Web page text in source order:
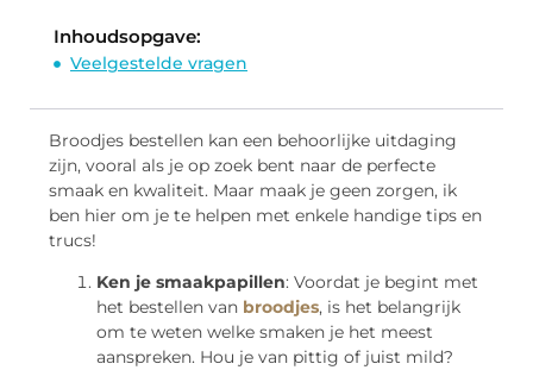
Inhoudsopgave:
Veelgestelde vragen
Broodjes bestellen kan een behoorlijke uitdaging
zijn, vooral als je op zoek bent naar de perfecte
smaak en kwaliteit. Maar maak je geen zorgen, ik
ben hier om je te helpen met enkele handige tips en
trucs!
Ken je smaakpapillen: Voordat je begint met
het bestellen van broodjes, is het belangrijk
om te weten welke smaken je het meest
aanspreken. Hou je van pittig of juist mild?